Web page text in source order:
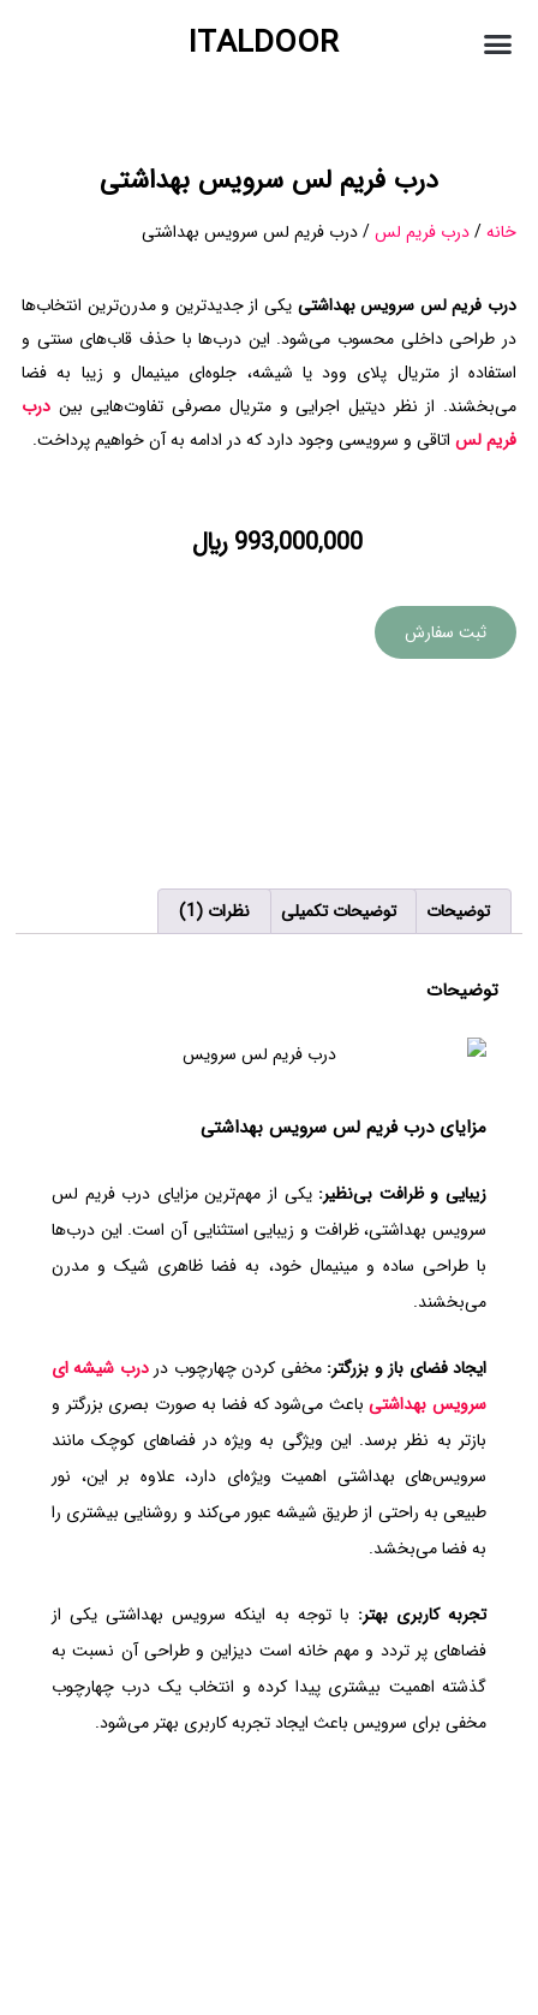
ITALDOOR
درب فریم لس سرویس بهداشتی
خانه/درب فریم لس/ درب فریم لس سرویس بهداشتی
درب فریم لس سرویس بهداشتی یکی از جدیدترین و مدرن‌ترین انتخاب‌ها
در طراحی داخلی محسوب می‌شود. این درب‌ها با حذف قاب‌های سنتی و
استفاده از متریال پلای وود یا شیشه‌، جلوه‌ای مینیمال و زیبا به فضا
می‌بخشند. از نظر دیتیل اجرایی و متریال مصرفی تفاوت‌هایی بین درب
فریم لس اتاقی و سرویسی وجود دارد که در ادامه به آن خواهیم پرداخت.
993,000,000 ﷼
ثبت سفارش
توضیحات توضیحات تکمیلی نظرات (1)
توضیحات
مزایای درب فریم لس سرویس بهداشتی
زیبایی و ظرافت بی‌نظیر:یکی از مهم‌ترین مزایای درب فریم لس
سرویس بهداشتی، ظرافت و زیبایی استثنایی آن است. این درب‌ها
با طراحی ساده و مینیمال خود، به فضا ظاهری شیک و مدرن
می‌بخشند.
ایجاد فضای باز و بزرگتر:مخفی کردن چهارچوب دردرب شیشه ای
سرویس بهداشتیباعث می‌شود که فضا به صورت بصری بزرگتر و
بازتر به نظر برسد. این ویژگی به ویژه در فضاهای کوچک مانند
سرویس‌های بهداشتی اهمیت ویژه‌ای دارد، علاوه بر این، نور
طبیعی به راحتی از طریق شیشه عبور می‌کند و روشنایی بیشتری را
به فضا می‌بخشد.
تجربه کاربری بهتر: با توجه به اینکه سرویس بهداشتی یکی از
فضاهای پر تردد و مهم خانه است دیزاین و طراحی آن نسبت به
گذشته اهمیت بیشتری پیدا کرده و انتخاب یک درب چهارچوب
مخفی برای سرویس باعث ایجاد تجربه کاربری بهتر می‌شود.